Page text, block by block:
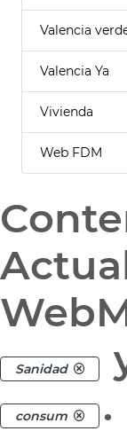
Valencia
Valencia Ya
Vivienda
Web FDM
Sanidad
consum .